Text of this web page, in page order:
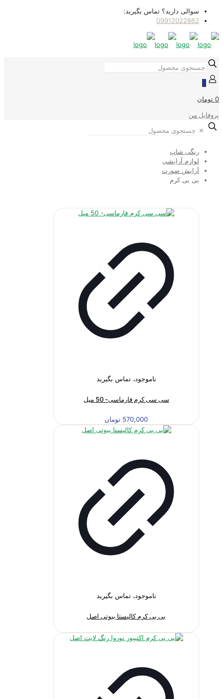
سوالی دارید؟ تماس بگیرید:
09912022862
0
0 تومان
پروفایل من
✕
رنگی شاپ
لوازم آرایشی
آرایش صورت
بی بی کرم
ناموجود، تماس بگیرید
سی سی کرم فارماسی- 50 میل
570,000 تومان
ناموجود، تماس بگیرید
بی بی کرم کالیستا بیوتی اصل